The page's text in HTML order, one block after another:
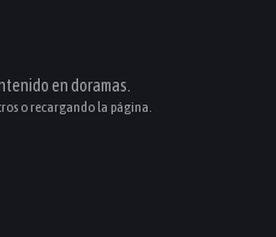
endoramas
o recargando la página.